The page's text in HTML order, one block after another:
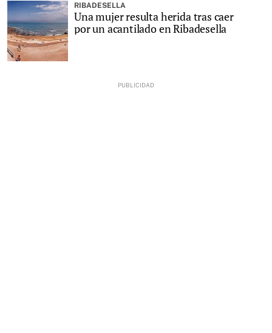
RIBADESELLA
Una mujer resulta herida tras caer
por un acantilado en Ribadesella